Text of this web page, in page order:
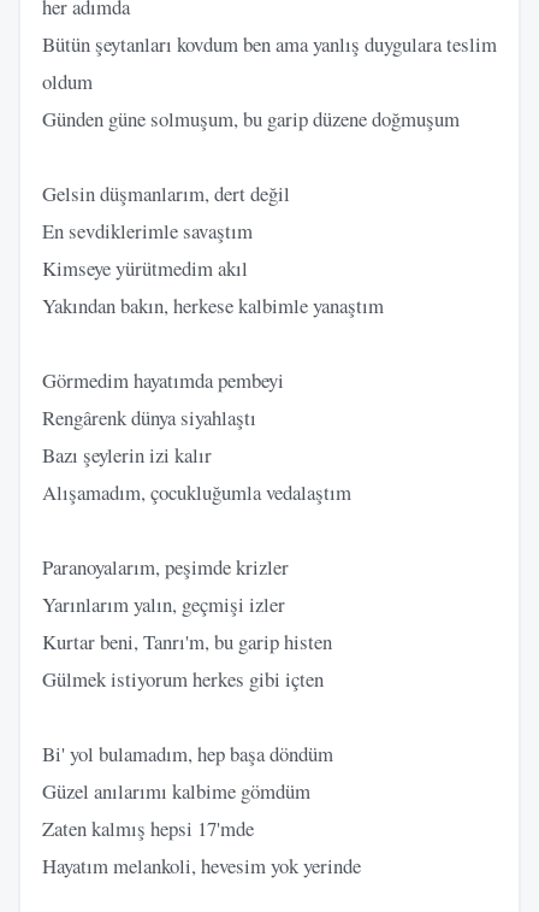
her adımda
Bütün şeytanları kovdum ben ama yanlış duygulara teslim
oldum
Günden güne solmuşum, bu garip düzene doğmuşum
Gelsin düşmanlarım, dert değil
En sevdiklerimle savaştım
Kimseye yürütmedim akıl
Yakından bakın, herkese kalbimle yanaştım
Görmedim hayatımda pembeyi
Rengârenk dünya siyahlaştı
Bazı şeylerin izi kalır
Alışamadım, çocukluğumla vedalaştım
Paranoyalarım, peşimde krizler
Yarınlarım yalın, geçmişi izler
Kurtar beni, Tanrı'm, bu garip histen
Gülmek istiyorum herkes gibi içten
Bi' yol bulamadım, hep başa döndüm
Güzel anılarımı kalbime gömdüm
Zaten kalmış hepsi 17'mde
Hayatım melankoli, hevesim yok yerinde